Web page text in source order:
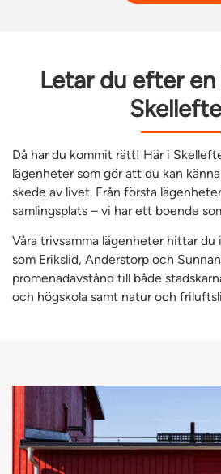
Letar du efter
Då har du kommit rätt! Här i
lägenheter som gör att du kan
skede av livet. Från första
samlingsplats – vi har ett boende
Våra trivsamma lägenheter hittar du
som Erikslid, Anderstorp och
promenadavstånd till både
och högskola samt natur och